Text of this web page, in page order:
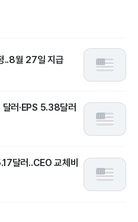
..8월 27일 지급
러·EPS 5.38달러
달러..CEO 교체비